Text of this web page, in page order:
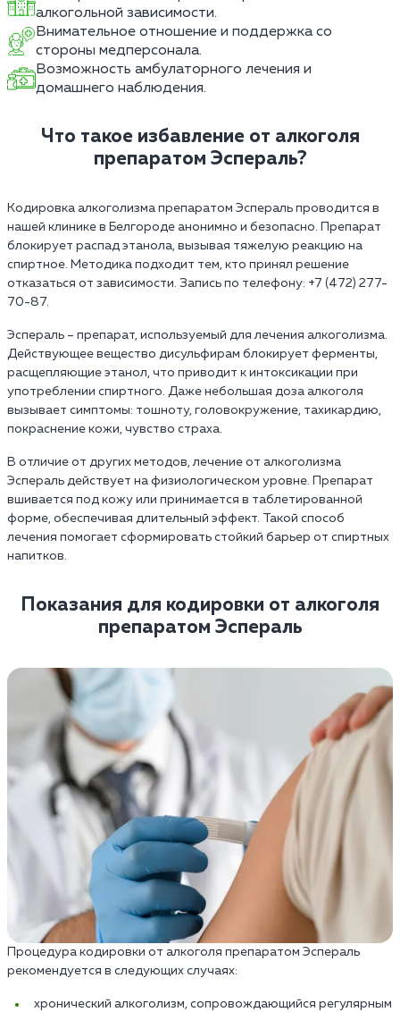
алкогольной зависимости.
Внимательное отношение и поддержка со
стороны медперсонала.
Возможность амбулаторного лечения и
домашнего наблюдения.
Что такое избавление от алкоголя
препаратом Эспераль?
Кодировка алкоголизма препаратом Эспераль проводится в
нашей клинике в Белгороде анонимно и безопасно. Препарат
блокирует распад этанола, вызывая тяжелую реакцию на
спиртное. Методика подходит тем, кто принял решение
отказаться от зависимости. Запись по телефону: +7 (472) 277-
70-87.
Эспераль – препарат, используемый для лечения алкоголизма.
Действующее вещество дисульфирам блокирует ферменты,
расщепляющие этанол, что приводит к интоксикации при
употреблении спиртного. Даже небольшая доза алкоголя
вызывает симптомы: тошноту, головокружение, тахикардию,
покраснение кожи, чувство страха.
В отличие от других методов, лечение от алкоголизма
Эспераль действует на физиологическом уровне. Препарат
вшивается под кожу или принимается в таблетированной
форме, обеспечивая длительный эффект. Такой способ
лечения помогает сформировать стойкий барьер от спиртных
напитков.
Показания для кодировки от алкоголя
препаратом Эспераль
Процедура кодировки от алкоголя препаратом Эспераль
рекомендуется в следующих случаях:
хронический алкоголизм, сопровождающийся регулярным